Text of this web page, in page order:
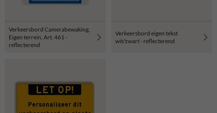
Verkeersbord Camerabewaking,
Eigen terrein, Art. 461 -
reflecterend
Verkeersbord eigen tekst
wit/zwart - reflecterend